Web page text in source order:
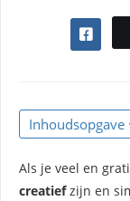
Inhoudsopgave
Als je veel en
creatiefzijn en